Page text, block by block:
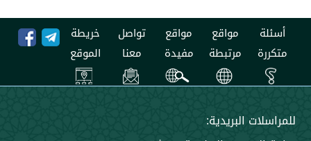
مواقع
مرتبطة
مواقع
مفيدة
تواصل
معنا
خريطة
الموقع
البريدية: